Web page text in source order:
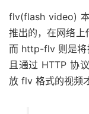
flv(flash video)
推出的，在网络上
而 http-flv 则是将
且通过 HTTP 协
放 flv 格式的视频